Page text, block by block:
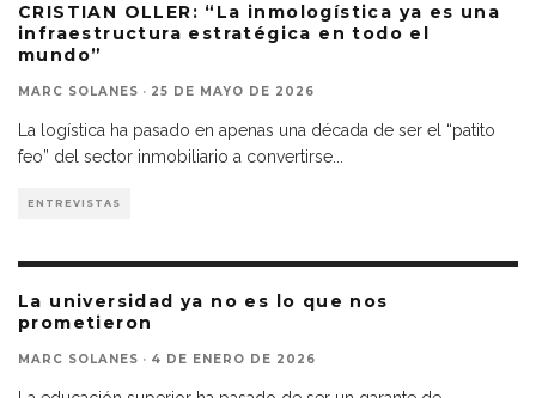
CRISTIAN OLLER: “La inmologística ya es una
infraestructura estratégica en todo el
mundo”
MARC SOLANES · 25 DE MAYO DE 2026
La logística ha pasado en apenas una década de ser el “patito
feo” del sector inmobiliario a convertirse
ENTREVISTAS
La universidad ya no es lo que nos
prometieron
MARC SOLANES · 4 DE ENERO DE 2026